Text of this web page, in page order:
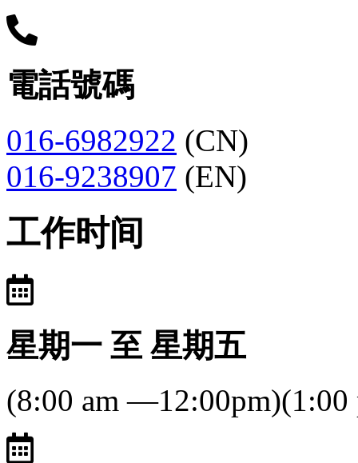
電話號碼
016-6982922 (CN)
016-9238907 (EN)
工作时间
星期一 至 星期五
(8:00 am —12:00pm)(1:00